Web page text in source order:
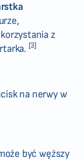
z
[3]
na nerwy w
być węższy